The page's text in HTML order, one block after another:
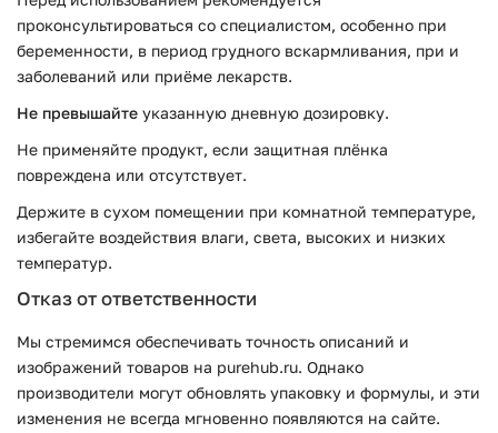
проконсультироваться со специалистом, особенно при
беременности, в период грудного вскармливания, при и
заболеваний или приёме лекарств.
Не превышайте указанную дневную дозировку.
Не применяйте продукт, если защитная плёнка
повреждена или отсутствует.
Держите в сухом помещении при комнатной температуре,
избегайте воздействия влаги, света, высоких и низких
температур.
Отказ от ответственности
Мы стремимся обеспечивать точность описаний и
изображений товаров на purehub.ru. Однако
производители могут обновлять упаковку и формулы, и эти
изменения не всегда мгновенно появляются на сайте.